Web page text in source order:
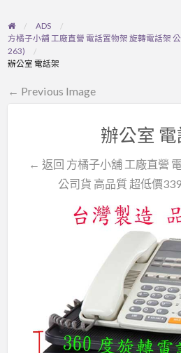
ADS
方橘子小舖 工廠直營 電話置物架 旋轉電話架
263)
辦公室 電話架
← Previous Image
辦公室 電
← 返回 方橘子小舖 工廠直營
公司貨 高品質 超低價